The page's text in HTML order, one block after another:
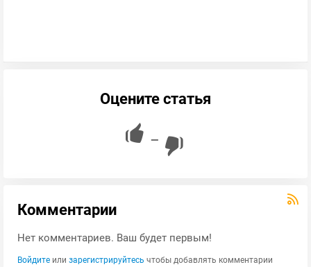
Оцените статья
—
Комментарии
Нет комментариев. Ваш будет первым!
Войдите или зарегистрируйтесь чтобы добавлять комментарии